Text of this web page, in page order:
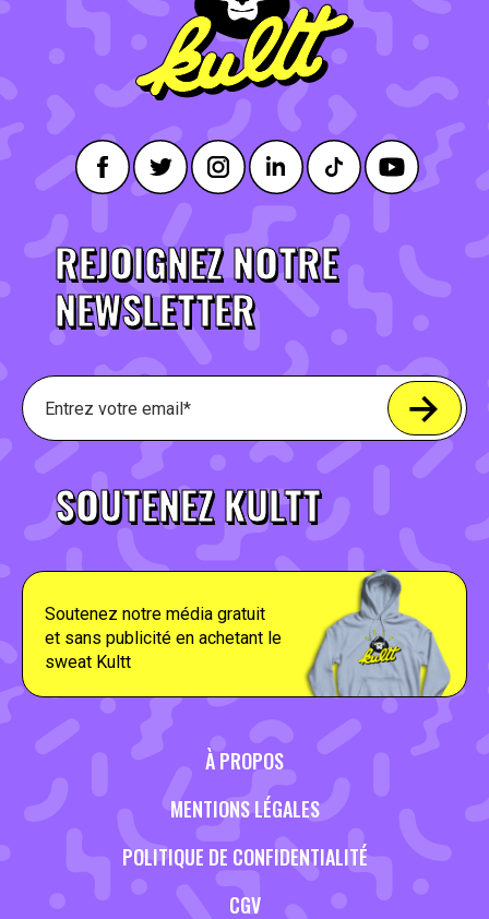
REJOIGNEZ NOTRE
NEWSLETTER
SOUTENEZ KULTT
Soutenez notre média gratuit
et sans publicité en achetant le
sweat Kultt
À PROPOS
MENTIONS LÉGALES
POLITIQUE DE CONFIDENTIALITÉ
CGV